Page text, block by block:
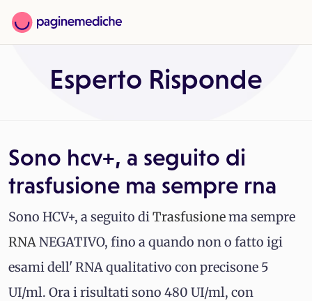
Esperto Risponde
Sono hcv+, a seguito di
trasfusione ma sempre rna
Sono HCV+, a seguito diTrasfusionema sempre
RNANEGATIVO, fino a quando non o fatto igi
esami dell' RNA qualitativo con precisone 5
UI/ml. Ora i risultati sono 480 UI/ml, con